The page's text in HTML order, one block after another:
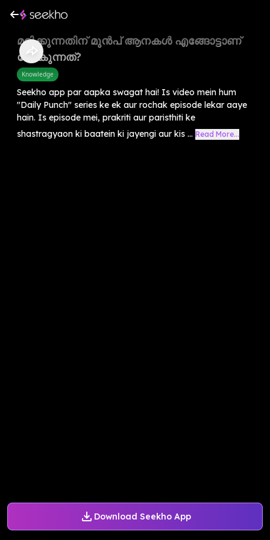
Download Seekho App
മരിക്കുന്നതിന് മുൻപ് ആനകൾ എങ്ങോട്ടാണ്
പോകുന്നത്?
Knowledge
Seekho app par aapka swagat hai! Is video mein hum
"Daily Punch" series ke ek aur rochak episode lekar aaye
hain. Is episode mei, prakriti aur paristhiti ke
shastragyaon ki baatein ki jayengi aur kis ... Read More...